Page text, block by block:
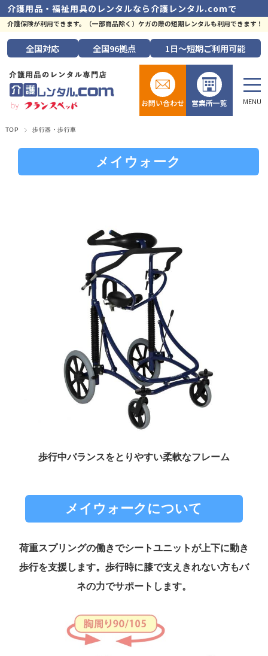
介護用品・福祉用具のレンタルなら 介護レンタル.comで
介護保険が利用できます。（一部商品除く）ケガの際の短期レンタルも利用できます！
全国対応 全国96拠点 1日～短期ご利用可能
お問い合わせ 営業所一覧
TOP 歩行器・歩行車
メイウォーク
歩行中バランスをとりやすい柔軟なフレーム
メイウォークについて
荷重スプリングの働きでシートユニットが上下に動き
歩行を支援します。歩行時に膝で支えきれない方もバ
ネの力でサポートします。